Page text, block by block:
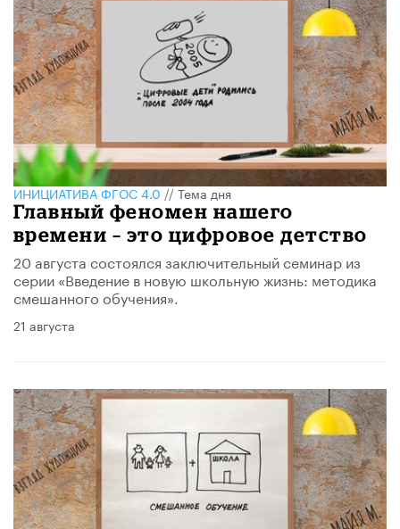
ИНИЦИАТИВА ФГОС 4.0//Тема дня
Главный феномен нашего
времени – это цифровое детство
20 августа состоялся заключительный семинар из
серии «Введение в новую школьную жизнь: методика
смешанного обучения».
21 августа